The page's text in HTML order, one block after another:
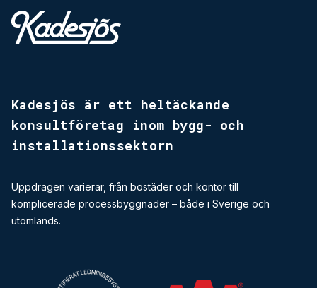
Kadesjös är ett heltäckande
konsultföretag inom bygg-­ och
installationssektorn
Uppdragen varierar, från bostäder och kontor till
komplicerade processbyggnader – både i Sverige och
utomlands.